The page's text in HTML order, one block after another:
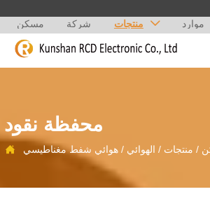
مسكن شركة منتجات  موارد
محفظة نقود
 / منتجات / الهوائي /هوائي شفط مغناطيسي